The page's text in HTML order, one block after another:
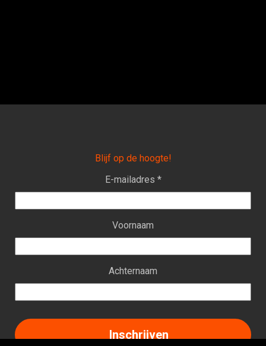
Blijf op de hoogte!
E-mailadres *
Voornaam
Achternaam